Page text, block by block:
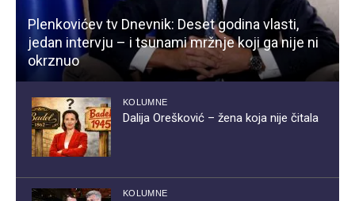
Plenkovićev tv Dnevnik: Deset godina vlasti,
jedan intervju – i tsunami mržnje koji ga nije ni
okrznuo
KOLUMNE
Dalija Orešković – žena koja nije čitala
KOLUMNE